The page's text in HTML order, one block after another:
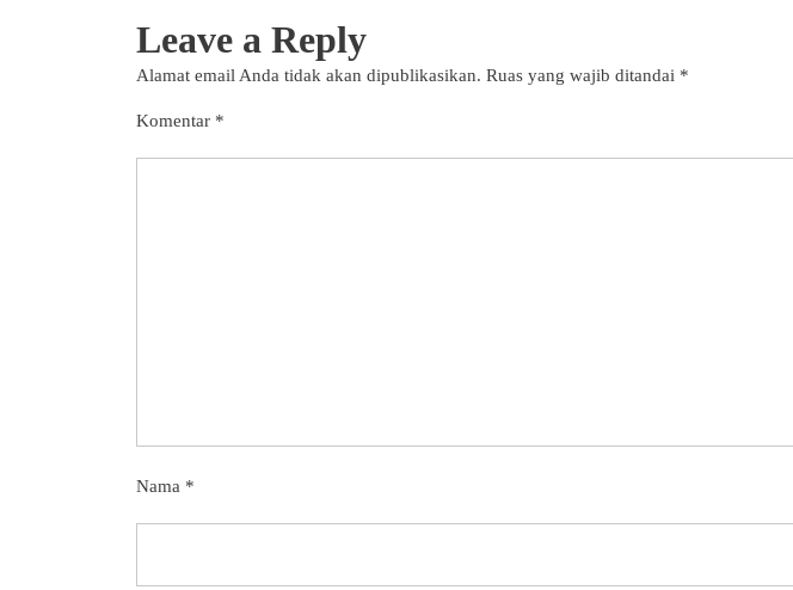
Leave a Reply
Alamat email Anda tidak akan dipublikasikan. Ruas yang wajib ditandai *
Komentar *
Nama *